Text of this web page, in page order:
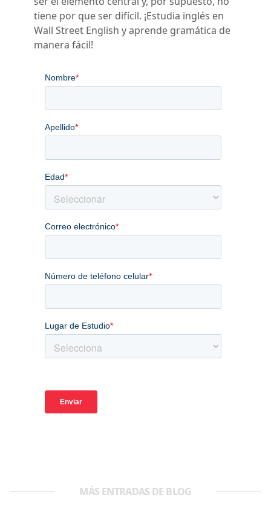
tiene por que ser difícil. ¡Estudia inglés en
Wall Street English y aprende gramática de
manera fácil!
MÁS ENTRADAS DE BLOG